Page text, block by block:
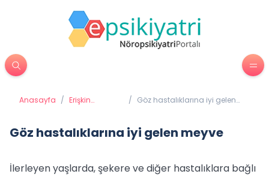
Anasayfa / Erişkin
/ Göz hastalıklarına iyi gelen
Göz hastalıklarına iyi gelen meyve
İlerleyen yaşlarda, şekere ve diğer hastalıklara bağlı